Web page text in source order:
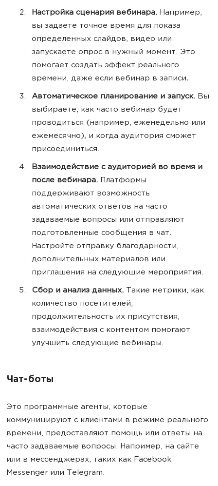
Настройка сценария вебинара. Например,
вы задаете точное время для показа
определенных слайдов, видео или
запускаете опрос в нужный момент. Это
помогает создать эффект реального
времени, даже если вебинар в записи.
Автоматическое планирование и запуск. Вы
выбираете, как часто вебинар будет
проводиться (например, еженедельно или
ежемесячно), и когда аудитория сможет
присоединиться.
Взаимодействие с аудиторией во время и
после вебинара. Платформы
поддерживают возможность
автоматических ответов на часто
задаваемые вопросы или отправляют
подготовленные сообщения в чат.
Настройте отправку благодарности,
дополнительных материалов или
приглашения на следующие мероприятия.
Сбор и анализ данных. Такие метрики, как
количество посетителей,
продолжительность их присутствия,
взаимодействия с контентом помогают
улучшить следующие вебинары.
Чат-боты
Это программные агенты, которые
коммуницируют с клиентами в режиме реального
времени, предоставляют помощь или ответы на
часто задаваемые вопросы. Например, на сайте
или в мессенджерах, таких как Facebook
Messenger или Telegram.